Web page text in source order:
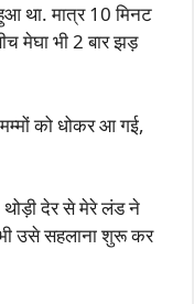
था. मात्र 10 मिनट
मेघा भी 2 बार झड़
को धोकर आ गई,
देर से मेरे लंड ने
उसे सहलाना शुरू कर